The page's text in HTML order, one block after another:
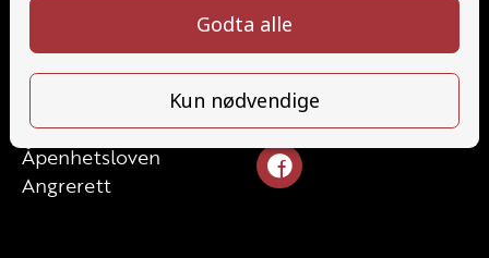
Priser
Elevside
Kontakt oss
Åpenhetsloven
Angrerett
32824340
post@teamhonefoss.no
Følg oss